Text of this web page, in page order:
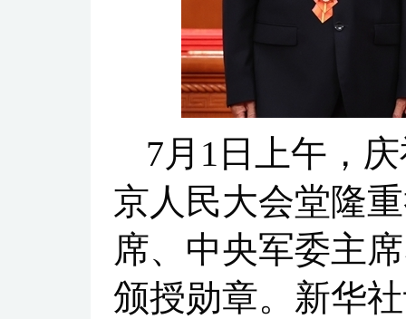
7月1日上午，
京人民大会堂隆
席、中央军委主
颁授勋章。新华